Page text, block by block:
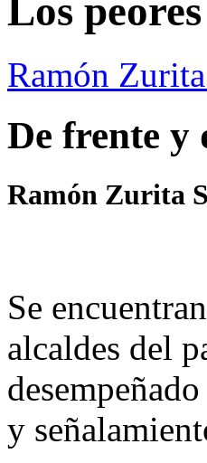
Los
Ramón
De frente y
Ramón Zurita
Se
alcaldes del
y